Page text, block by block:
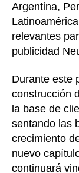
Argentina,
relevantes
publicidad
Durante este
construcción
la base de
sentando las
crecimiento
nuevo
continuará